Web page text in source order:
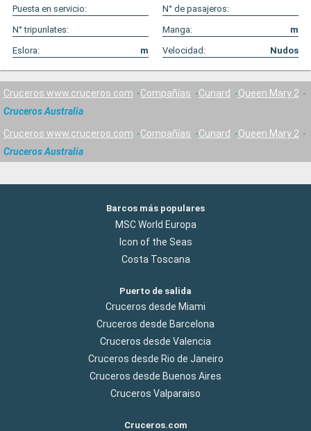
Puesta en servicio:
N° de pasajeros:
N° tripunlates:
Manga:
m
Eslora:
m Velocidad: Nudos
Cruceros www.cruceros.com Compañías Cunard
Queen Mary 2
Cruceros Australia
Cruceros www.cruceros.com Compañías Cunard
Queen Mary 2
Cruceros Australia
Barcos más populares
MSC World Europa
Icon of the Seas
Costa Toscana
Puerto de salida
Cruceros desde Miami
Cruceros desde Barcelona
Cruceros desde Valencia
Cruceros desde Rio de Janeiro
Cruceros desde Buenos Aires
Cruceros Valparaiso
Cruceros.com